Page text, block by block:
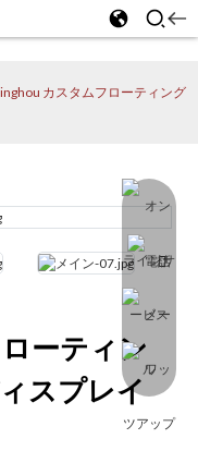
カスタムフローティング
ーティン
スプレイ